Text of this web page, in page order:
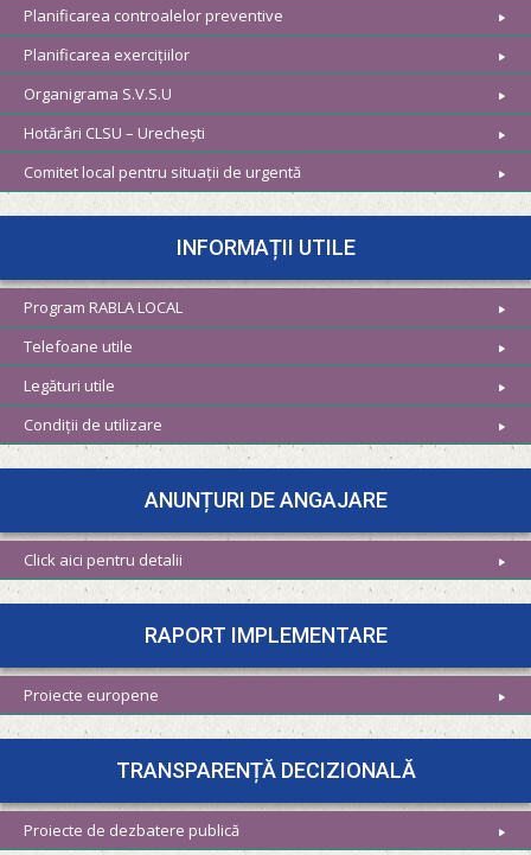
Planificarea controalelor preventive
Planificarea exercițiilor
Organigrama S.V.S.U
Hotărâri CLSU – Urechești
Comitet local pentru situații de urgentă
INFORMAȚII UTILE
Program RABLA LOCAL
Telefoane utile
Legături utile
Condiții de utilizare
ANUNȚURI DE ANGAJARE
Click aici pentru detalii
RAPORT IMPLEMENTARE
Proiecte europene
TRANSPARENȚĂ DECIZIONALĂ
Proiecte de dezbatere publică